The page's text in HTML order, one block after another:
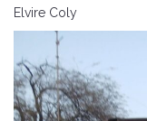
Elvire Coly